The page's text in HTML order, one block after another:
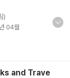
)
04월
and Trave